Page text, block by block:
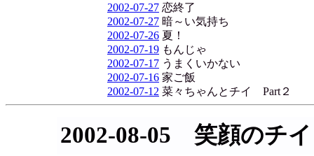
2002-07-27 恋終了
2002-07-27 暗～い気持ち
2002-07-26 夏！
2002-07-19 もんじゃ
2002-07-17 うまくいかない
2002-07-16 家ご飯
2002-07-12 菜々ちゃんとチイ Part２
2002-08-05 笑顔のチ